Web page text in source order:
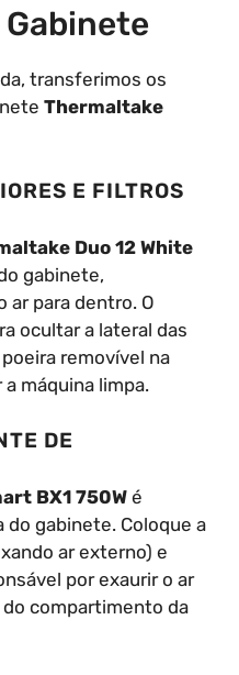
transferimos os
Thermaltake
E FILTROS
Duo 12 White
gabinete,
ar para dentro. O
ocultar a lateral das
removível na
máquina limpa.
DE
BX1 750Wé
do gabinete. Coloque a
ar externo) e
por exaurir o ar
compartimento da